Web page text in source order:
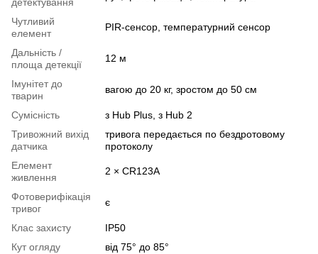
Чутливий
елемент
PIR-сенсор, температурний сенсор
Дальність /
площа детекції
12 м
Імунітет до
тварин
вагою до 20 кг, зростом до 50 см
Сумісність
з Hub Plus, з Hub 2
Тривожний вихід
датчика
тривога передається по бездротовому
протоколу
Елемент
живлення
2 × CR123A
Фотоверифікація
тривог
є
Клас захисту
IP50
Кут огляду
від 75° до 85°